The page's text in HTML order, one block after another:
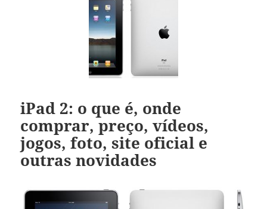
iPad 2: o que é, onde
comprar, preço, vídeos,
jogos, foto, site oficial e
outras novidades